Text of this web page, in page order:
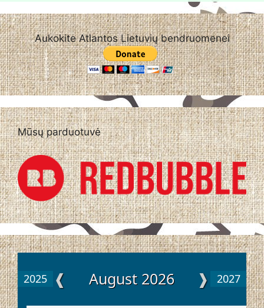
Aukokite Atlantos Lietuvių bendruomenei
Mūsų parduotuvė
2025 ❰ August 2026 ❱ 2027